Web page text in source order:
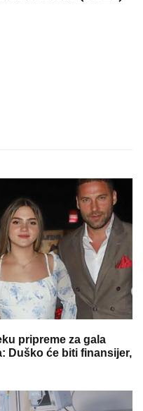
pripreme za gala
Duško će biti finansijer,